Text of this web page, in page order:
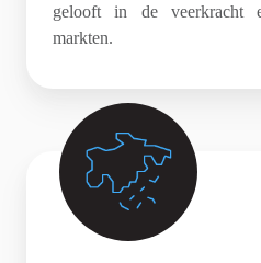
gelooft in de veerkracht
markten.